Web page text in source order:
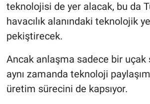
teknolojisi de yer alacak, bu da
havacılık alanındaki teknolojik
pekiştirecek.
Ancak anlaşma sadece bir uçak
aynı zamanda teknoloji
üretim sürecini de kapsıyor.